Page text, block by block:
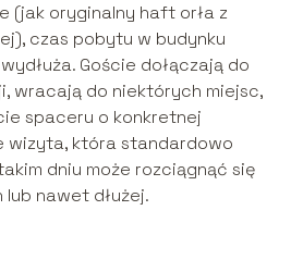
(jak oryginalny haft orła z
czas pobytu w budynku
Goście dołączają do
wracają do niektórych miejsc,
spaceru o konkretnej
wizyta, która standardowo
dniu może rozciągnąć się
nawet dłużej.